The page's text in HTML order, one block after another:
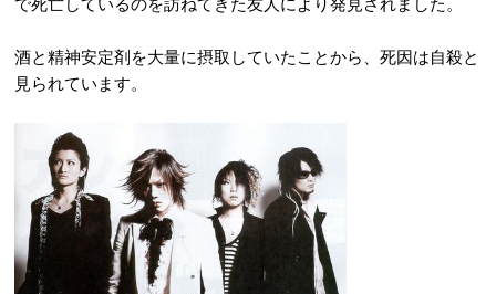
酒と精神安定剤を大量に摂取していたことから、死因は自殺と
見られています。